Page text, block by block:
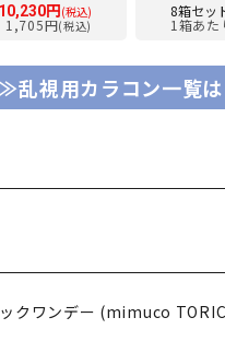
10,230円 (税込)
1,705円(税込)
8箱セッ
1箱あ
視用カラコン一覧は
クワンデー (mimuco